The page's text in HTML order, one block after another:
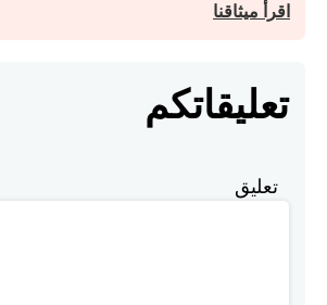
اقرأ ميثاقنا
تعليقاتكم
تعليق